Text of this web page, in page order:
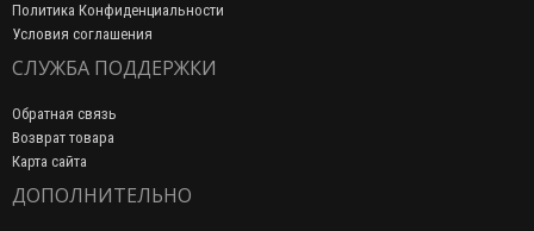
Политика Конфиденциальности
Условия соглашения
СЛУЖБА ПОДДЕРЖКИ
Обратная связь
Возврат товара
Карта сайта
ДОПОЛНИТЕЛЬНО